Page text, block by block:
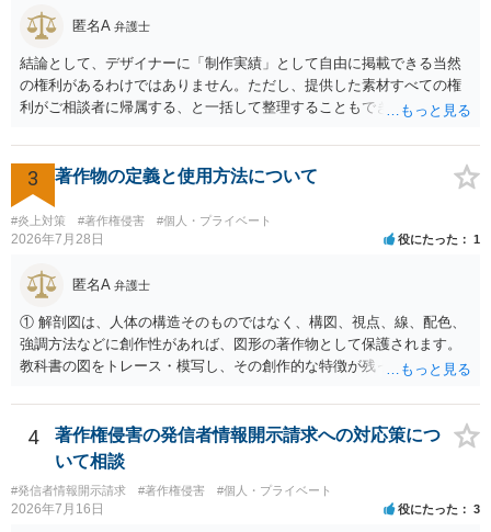
の合意があればもちろん再販は禁止だと言えます。 あなたの実績とし
て作品を公開するために著作権を持っている依頼者の承諾が必要で
す。承諾してほしいと交渉することは自由ですが応じてくれるかどう
かは相手方次第です。 ご参考になれば幸いです。
すが、それだけで直ちに侵害となるわけではありません。完全無償・
非営利であれば「表現の自由」「創作物」としての側面が強く評価さ
れる可能性があります。一方、広告収益がある場合は「商業利用」と
しての色彩が強まり、リスクが高まる可能性があります。 公開前に変
更・確認しておく事項については、公開の場でアドバイスするにも限
界があるかと思うので、資料等を持参の上、弁護士に相談されること
も一つかと存じます。
匿名A 弁護士
結論として、デザイナーに「制作実績」として自由に掲載できる当然
の権利があるわけではありません。ただし、提供した素材すべての権
利がご相談者に帰属する、と一括して整理することもできません。 ご
身が著作権者です。 他方、ブランド名、文字主体のロゴ、商品情報、
短いキャッチコピー、販売コンセプトなどは、通常、著作物には当た
りません。ただし、ロゴに独自の図形やイラスト等が含まれる場合に
は、その表現部分が著作物となる可能性があります。 また、人物写真
の著作権は撮影者に、肖像に関する権利は被写体本人に帰属します
わけではありません。デザイナーが独自に制作したイラストやバナー
材を希望に沿って配置した部分には、通常、著作物性は認められにく
いと考えられます。仮に具体的な画面構成の一部に創作性が認められ
ても、その権利は当該部分に限られ、ご相談者の写真や文章等を制作
の同意があれば別です。また、単に制作を担当した事実を記載した
り、公開中のサイトへリンクしたりする行為まで当然に禁止できると
様、掲載目的、態様、必要性、本人の特定可能性等から判断されま
3 著作物の定義と使用方法について
#炎上対策 #著作権侵害 #個人・プライベート
2026年7月28日 役にたった 1
匿名A 弁護士
① 解剖図は、人体の構造そのものではなく、構図、視点、線、配色、
強調方法などに創作性があれば、図形の著作物として保護されます。
教科書の図をトレース・模写し、その創作的な特徴が残っていれば、
も、SNSへの公開は私的使用には当たりません。 ② 出典を記載するだ
けでは、適法な引用にはなりません。自分の説明や批評が主で、図が
その説明に必要な従たる資料であること、引用部分が明確に区別さ
れ、必要な範囲に限られていることなどが必要です。勉強ノートの教
材として図そのものを中心的に掲載する場合、引用と認められにくい
でしょう。 文章についても、単に所々表現を変えただけで適法になる
4
著作権侵害の発信者情報開示請求への対応策につ
いて相談
#発信者情報開示請求 #著作権侵害 #個人・プライベート
2026年7月16日 役にたった 3